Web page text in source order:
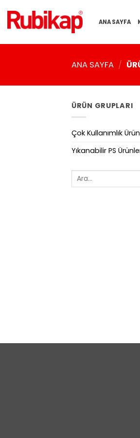
atla
ANA SAYFA
ANA SAYFA /
ÜRÜN GRUPLARI
Çok Kullanımlık
Yıkanabilir PS